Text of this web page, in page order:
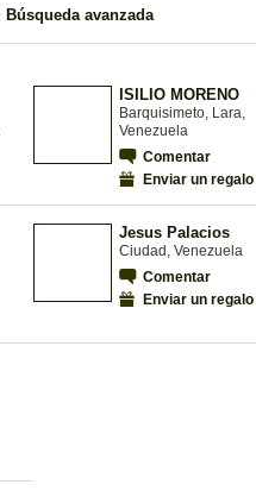
Búsqueda avanzada
ISILIO MORENO
Barquisimeto, Lara,
Venezuela
Comentar
Enviar un regalo
Jesus Palacios
Ciudad, Venezuela
Comentar
Enviar un regalo